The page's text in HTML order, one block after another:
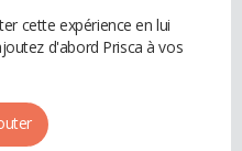
cette expérience en lui
d'abord Prisca à vos